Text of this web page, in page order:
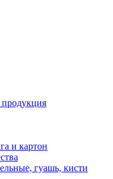
и картон
гуашь, кисти